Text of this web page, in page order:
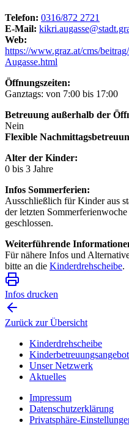
Telefon: 0316/872 2721
E-Mail:
Web:
https://www.graz.at/cms/
Augasse.html
Öffnungszeiten:
Ganztags: von 7:00 bis 17:00
Betreuung außerhalb der
Nein
Flexible
Alter der Kinder:
0 bis 3 Jahre
Infos Sommerferien:
Ausschließlich für Kinder aus
der letzten
geschlossen.
Weiterführende
Für nähere Infos und
bitte an die Kinderdrehscheibe.
Infos drucken
Zurück zur Übersicht
Kinderdrehscheibe
Unser Netzwerk
Aktuelles
Impressum
Datenschutzerklärung
Privatsphäre-